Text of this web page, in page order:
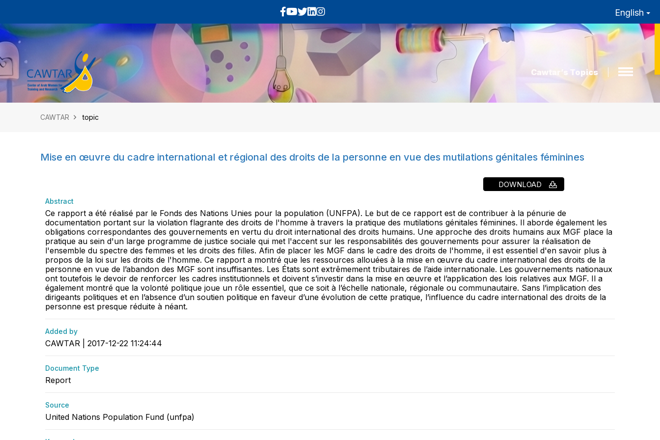
English
Cawtar’s Topics
CAWTAR topic
Mise en œuvre du cadre international et régional des droits de la personne en vue des mutilations génitales féminines
DOWNLOAD
Abstract
Ce rapport a été réalisé par le Fonds des Nations Unies pour la population (UNFPA). Le but de ce rapport est de contribuer à la pénurie de
documentation portant sur la violation flagrante des droits de l'homme à travers la pratique des mutilations génitales féminines. Il aborde également les
obligations correspondantes des gouvernements en vertu du droit international des droits humains. Une approche des droits humains aux MGF place la
pratique au sein d'un large programme de justice sociale qui met l'accent sur les responsabilités des gouvernements pour assurer la réalisation de
l'ensemble du spectre des femmes et les droits des filles. Afin de placer les MGF dans le cadre des droits de l'homme, il est essentiel d'en savoir plus à
propos de la loi sur les droits de l'homme. Ce rapport a montré que les ressources allouées à la mise en œuvre du cadre international des droits de la
personne en vue de l’abandon des MGF sont insuffisantes. Les États sont extrêmement tributaires de l’aide internationale. Les gouvernements nationaux
ont toutefois le devoir de renforcer les cadres institutionnels et doivent s’investir dans la mise en œuvre et l’application des lois relatives aux MGF. Il a
également montré que la volonté politique joue un rôle essentiel, que ce soit à l’échelle nationale, régionale ou communautaire. Sans l’implication des
dirigeants politiques et en l’absence d’un soutien politique en faveur d’une évolution de cette pratique, l’influence du cadre international des droits de la
personne est presque réduite à néant.
Added by
CAWTAR | 2017-12-22 11:24:44
Document Type
Report
Source
United Nations Population Fund (unfpa)